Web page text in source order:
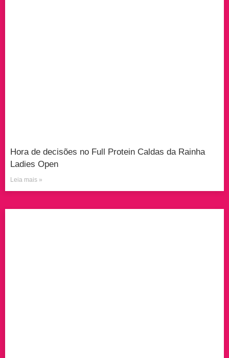
Hora de decisões no Full Protein Caldas da Rainha
Ladies Open
Leia mais »